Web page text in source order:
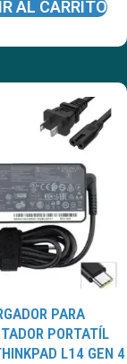
AL CARRITO
PARA
PORTATÍL
L14 GEN 4